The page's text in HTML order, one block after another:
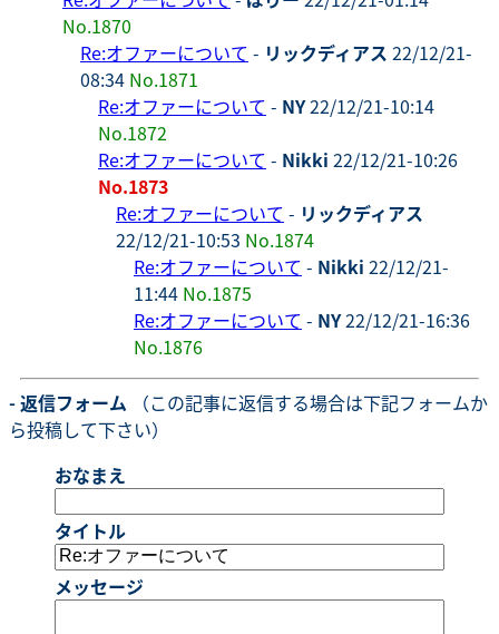
No.1870
Re:オファーについて - リックディアス 22/12/21-
08:34 No.1871
Re:オファーについて - NY22/12/21-10:14
No.1872
Re:オファーについて - Nikki 22/12/21-10:26
No.1873
Re:オファーについて - リックディアス
22/12/21-10:53 No.1874
Re:オファーについて - Nikki 22/12/21-
11:44 No.1875
Re:オファーについて - NY22/12/21-16:36
No.1876
- 返信フォーム （この記事に返信する場合は下記フォームか
ら投稿して下さい）
おなまえ
タイトル
メッセージ